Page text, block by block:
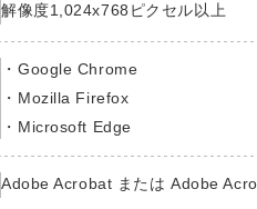
解像度1,024x768ピクセル以上
Google Chrome
Mozilla Firefox
Microsoft Edge
Adobe Acrobat または Adobe